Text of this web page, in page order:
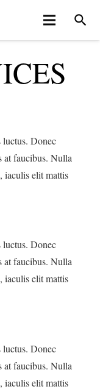
search
luctus. Donec
at faucibus. Nulla
iaculis elit mattis
luctus. Donec
at faucibus. Nulla
iaculis elit mattis
luctus. Donec
at faucibus. Nulla
iaculis elit mattis